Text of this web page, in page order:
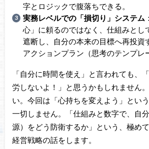
字とロジックで腹落ちできる。
実務レベルでの「損切り」システム
心」に頼るのではなく、仕組みとし
遮断し、自分の本来の目標へ再投資
アクションプラン（思考のテンプレ
「自分に時間を使え」と言われても、
労しないよ！」と思うかもしれません
い。今回は「心持ちを変えよう」とい
一切しません。「仕組みと数字で、自
源）をどう防衛するか」という、極め
経営戦略の話をします。